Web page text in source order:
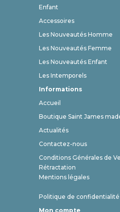
Enfant
Accessoires
Les Nouveautés Homme
Les Nouveautés Femme
Les Nouveautés Enfant
Les Intemporels
Informations
Accueil
Boutique Saint James
Actualités
Contactez-nous
Conditions Générales de
Rétractation
Mentions légales
Politique de confidentialité
Mon compte